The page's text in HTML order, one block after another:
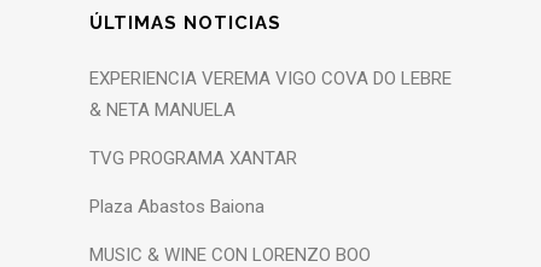
ÚLTIMAS NOTICIAS
EXPERIENCIA VEREMA VIGO COVA DO LEBRE
& NETA MANUELA
TVG PROGRAMA XANTAR
Plaza Abastos Baiona
MUSIC & WINE CON LORENZO BOO